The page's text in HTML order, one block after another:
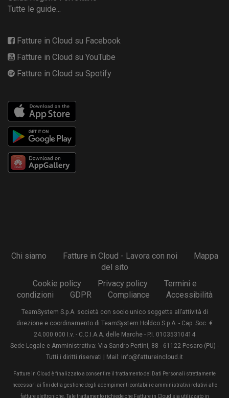
Tutte le guide...
Fatture in Cloud su Facebook
Fatture in Cloud su YouTube
Fatture in Cloud su Spotify
Chi siamo Fatture in Cloud - Lavora con noi
Mappa
del sito
Cookie policy
Privacy policy
Termini e
condizioni
GDPR Compliance Accessibilità
TeamSystem S.p.A. società con socio unico soggetta all’attività di
direzione e coordinamento di TeamSystem Holdco S.p.A. - Cap. Soc. €
24.000.000 I.v. - C.C.I.A.A. delle Marche - P.I. 01035310414
Sede Legale e Amministrativa: Via Sandro Pertini, 88 - 61122 Pesaro (PU) -
Tutti i diritti riservati | Mail: info@fattureincloud.it
Fatture in Cloud è finalizzato a consentire il trattamento dei Dati Personali strettamente
necessari ai fini della gestione degli adempimenti contabili e amministrativi relativi alle
fatture elettroniche. Tale trattamento richiede che Fatture in Cloud sia utilizzato in